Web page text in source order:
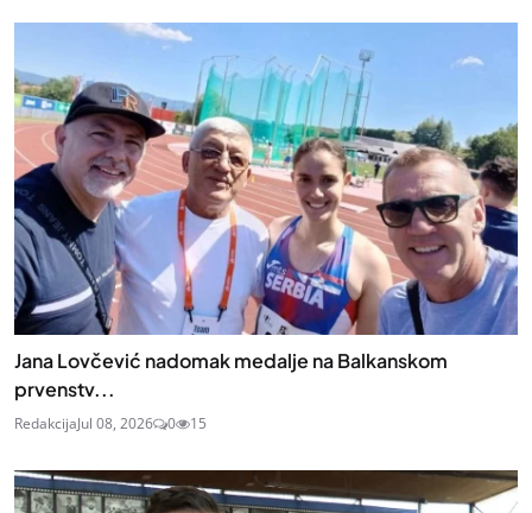
Jana Lovčević nadomak medalje na Balkanskom
prvenstv...
RedakcijaJul 08, 2026 0 15